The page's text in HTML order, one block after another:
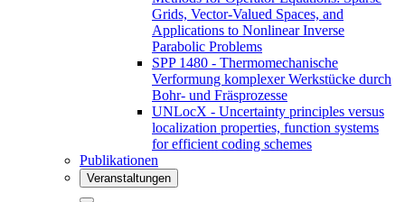
Grids, Vector-Valued Spaces, and
Applications to Nonlinear Inverse
Parabolic Problems
SPP 1480 - Thermomechanische
Verformung komplexer Werkstücke durch
Bohr- und Fräsprozesse
UNLocX - Uncertainty principles versus
localization properties, function systems
for efficient coding schemes
Publikationen
Veranstaltungen